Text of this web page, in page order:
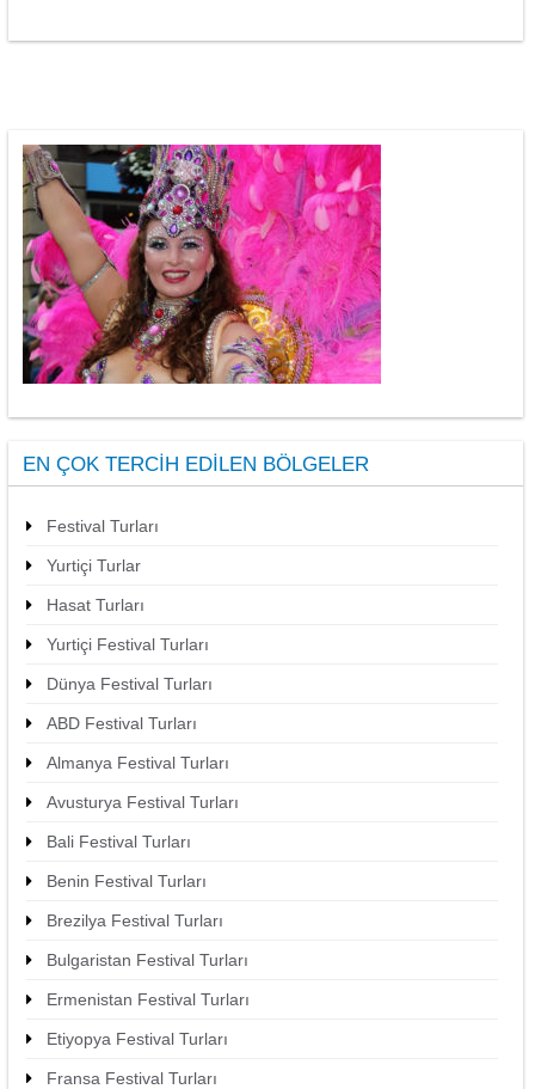
EN ÇOK TERCIH EDILEN BÖLGELER
Festival Turları
Yurtiçi Turlar
Hasat Turları
Yurtiçi Festival Turları
Dünya Festival Turları
ABD Festival Turları
Almanya Festival Turları
Avusturya Festival Turları
Bali Festival Turları
Benin Festival Turları
Brezilya Festival Turları
Bulgaristan Festival Turları
Ermenistan Festival Turları
Etiyopya Festival Turları
Fransa Festival Turları